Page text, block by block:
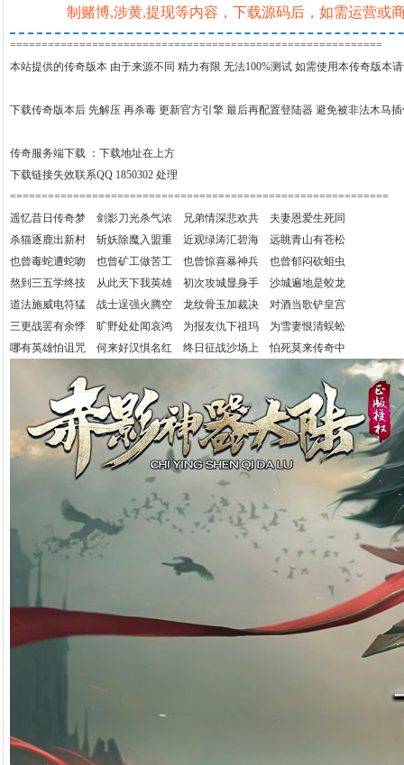
制赌博,涉黄,提现等内容，下载源码后，如需运营或
===========================================================
本站提供的传奇版本 由于来源不同 精力有限 无法100%测试 如需使用本传奇版本
下载传奇版本后 先解压 再杀毒 更新官方引擎 最后再配置登陆器 避免被非法木马
传奇服务端下载 ：下载地址在上方
下载链接失效联系QQ 1850302 处理
============================================================
遥忆昔日传奇梦 剑影刀光杀气浓 兄弟情深悲欢共 夫妻恩爱生死同
杀猫逐鹿出新村 斩妖除魔入盟重 近观绿涛汇碧海 远眺青山有苍松
也曾毒蛇遭蛇吻 也曾矿工做苦工 也曾惊喜暴神兵 也曾郁闷砍蛆虫
熬到三五学终技 从此天下我英雄 初次攻城显身手 沙城遍地是蛟龙
道法施威电符猛 战士逞强火腾空 龙纹骨玉加裁决 对酒当歌铲皇宫
三更战罢有余悸 旷野处处闻哀鸿 为报友仇下祖玛 为雪妻恨清蜈蚣
哪有英雄怕诅咒 何来好汉惧名红 终日征战沙场上 怕死莫来传奇中